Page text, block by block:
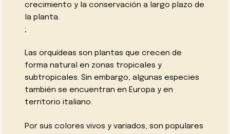
crecimiento y la conservación a largo plazo de
la planta.
;
Las orquídeas son plantas que crecen de
forma natural en zonas tropicales y
subtropicales. Sin embargo, algunas especies
también se encuentran en Europa y en
territorio italiano.
Por sus colores vivos y variados, son populares